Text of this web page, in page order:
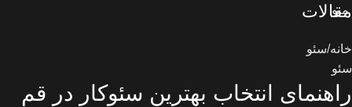
منو
مقالات
خانه سئو
سئو
راهنمای انتخاب بهترین سئوکار در قم